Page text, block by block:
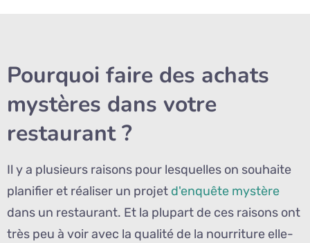
Pourquoi faire des achats
mystères dans votre
restaurant ?
Il y a plusieurs raisons pour lesquelles on souhaite
planifier et réaliser un projet d'enquête mystère
dans un restaurant. Et la plupart de ces raisons ont
très peu à voir avec la qualité de la nourriture elle-